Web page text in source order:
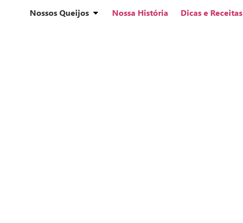
Nossos Queijos Nossa História Dicas e Receitas